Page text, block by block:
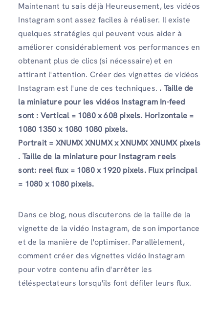
Maintenant tu sais déjà Heureusement, les vidéos
Instagram sont assez faciles à réaliser. Il existe
quelques stratégies qui peuvent vous aider à
améliorer considérablement vos performances en
obtenant plus de clics (si nécessaire) et en
attirant l'attention. Créer des vignettes de vidéos
Instagram est l'une de ces techniques. . Taille de
la miniaturepour les vidéos Instagram In-feed
sont : Vertical = 1080 x 608 pixels. Horizontale =
1080 1350 x 1080 1080 pixels.
Portrait = XNUMX XNUMX x XNUMX XNUMX pixels
. Taille de la miniature pour Instagram reels
sont: reel flux = 1080 x 1920 pixels. Flux principal
= 1080 x 1080 pixels.
Dans ce blog, nous discuterons de la taille de la
vignette de la vidéo Instagram, de son importance
et de la manière de l'optimiser. Parallèlement,
comment créer des vignettes vidéo Instagram
pour votre contenu afin d'arrêter les
téléspectateurs lorsqu'ils font défiler leurs flux.